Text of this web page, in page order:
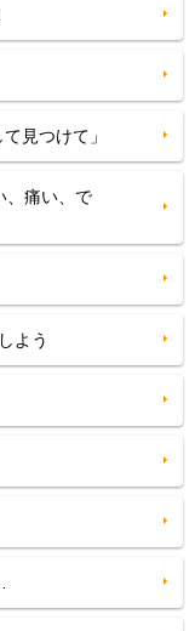
見つけて」
、痛い、で
よう